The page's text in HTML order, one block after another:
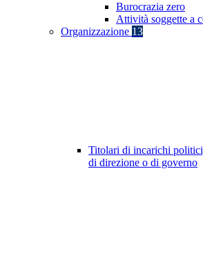
Burocrazia zero
Attività soggette a
Organizzazione 13
Titolari di incarichi
di direzione o di governo